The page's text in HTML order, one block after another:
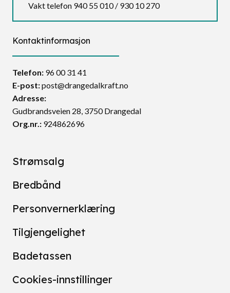
Vakt telefon 940 55 010 / 930 10 270
Kontaktinformasjon
Telefon: 96 00 31 41
E-post:post@drangedalkraft.no
Adresse:
Gudbrandsveien 28, 3750 Drangedal
Org.nr.: 924862696
Strømsalg
Bredbånd
Personvernerklæring
Tilgjengelighet
Badetassen
Cookies-innstillinger